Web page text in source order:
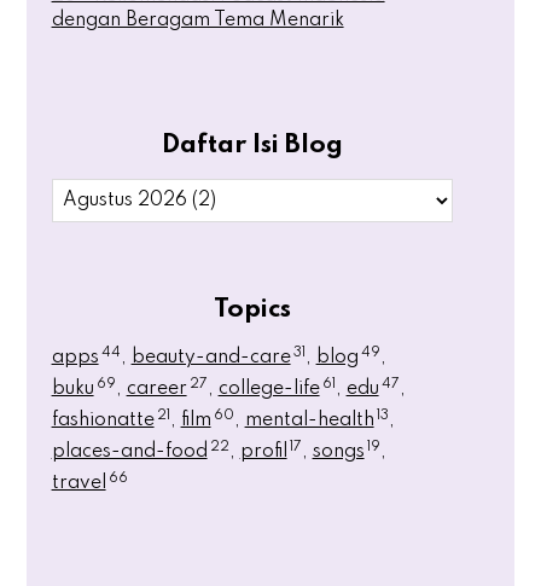
dengan Beragam Tema Menarik
Daftar Isi Blog
Topics
apps 44 beauty-and-care 31 blog 49
buku 69 career 27 college-life 61 edu 47
fashionatte 21 film 60 mental-health 13
places-and-food 22 profil 17 songs 19
travel 66